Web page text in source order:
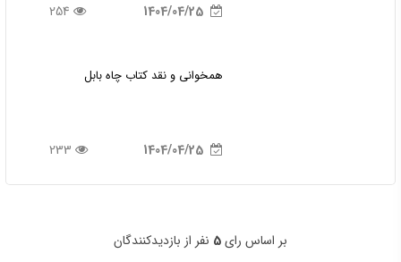
1404/04/25
254
همخوانی و نقد کتاب چاه بابل
1404/04/25
233
بر اساس رای5 نفر از بازدیدکنندگان